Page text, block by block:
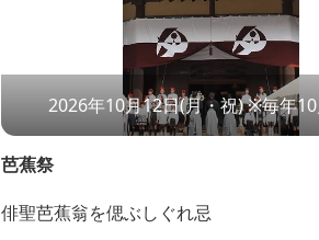
2026年10月12日(月・
芭蕉祭
俳聖芭蕉翁を偲ぶしぐれ忌